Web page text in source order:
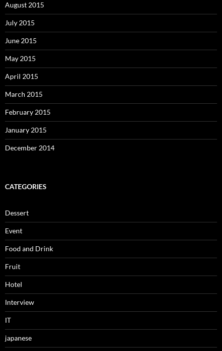
August 2015
July 2015
June 2015
May 2015
April 2015
March 2015
February 2015
January 2015
December 2014
CATEGORIES
Dessert
Event
Food and Drink
Fruit
Hotel
Interview
IT
japanese